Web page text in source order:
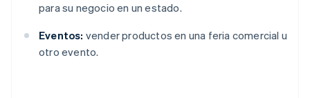
para su negocio en un estado.
Eventos: vender productos en una feria comercial u
otro evento.